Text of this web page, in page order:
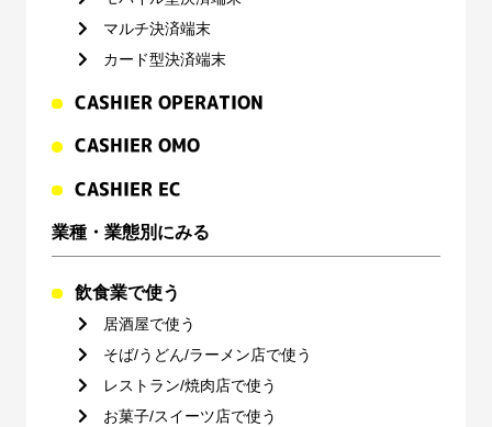
マルチ決済端末
カード型決済端末
CASHIER OPERATION
CASHIER OMO
CASHIER EC
業種・業態別にみる
飲食業で使う
居酒屋で使う
そば/うどん/ラーメン店で使う
レストラン/焼肉店で使う
お菓子/スイーツ店で使う